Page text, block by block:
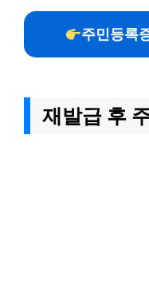
주민등록
재발급 후